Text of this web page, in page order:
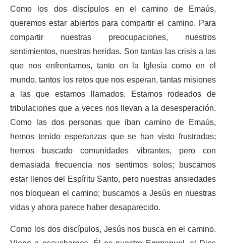
Como los dos discípulos en el camino de Emaús,
queremos estar abiertos para compartir el camino. Para
compartir nuestras preocupaciones, nuestros
sentimientos, nuestras heridas. Son tantas las crisis a las
que nos enfrentamos, tanto en la Iglesia como en el
mundo, tantos los retos que nos esperan, tantas misiones
a las que estamos llamados. Estamos rodeados de
tribulaciones que a veces nos llevan a la desesperación.
Como las dos personas que iban camino de Emaús,
hemos tenido esperanzas que se han visto frustradas;
hemos buscado comunidades vibrantes, pero con
demasiada frecuencia nos sentimos solos; buscamos
estar llenos del Espíritu Santo, pero nuestras ansiedades
nos bloquean el camino; buscamos a Jesús en nuestras
vidas y ahora parece haber desaparecido.
Como los dos discípulos, Jesús nos busca en el camino.